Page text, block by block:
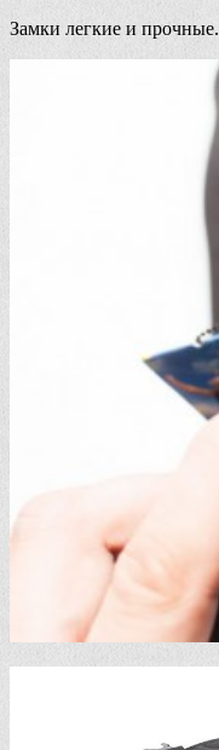
Замки легкие и прочные.